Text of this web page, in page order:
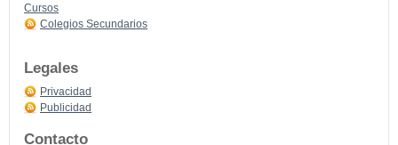
Cursos
Colegios Secundarios
Legales
Privacidad
Publicidad
Contacto